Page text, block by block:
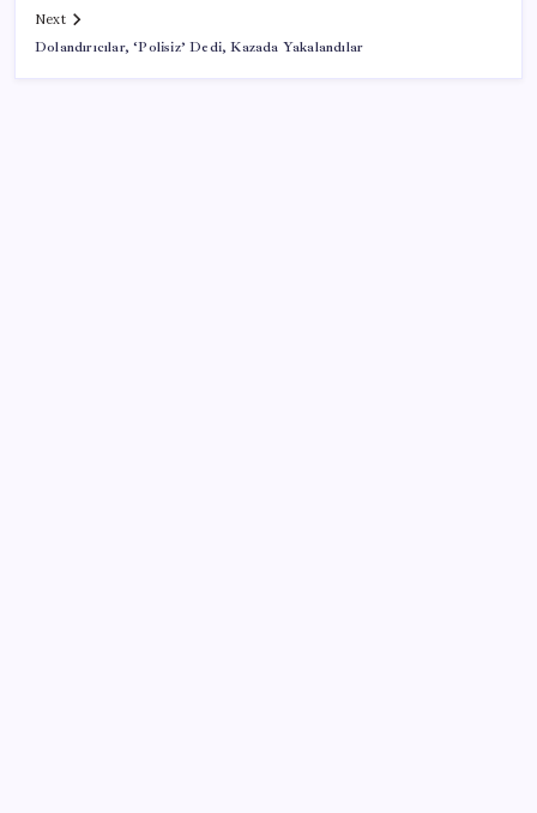
Next
Dolandırıcılar, ‘Polisiz’ Dedi, Kazada Yakalandılar